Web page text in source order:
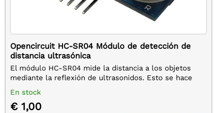
Opencircuit HC-SR04 Módulo de detección de
distancia ultrasónica
El módulo HC-SR04 mide la distancia a los objetos
mediante la reflexión de ultrasonidos. Esto se hace
disparando pulsos de 40 kHz al entorno, después de lo
cual se mide el tiempo necesario para recibir las
señales reflejadas.
En stock
€ 1,00